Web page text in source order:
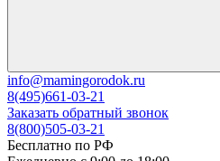
info@mamingorodok.ru
8(495)661-03-21
Заказать обратный звонок
8(800)505-03-21
Бесплатно по РФ